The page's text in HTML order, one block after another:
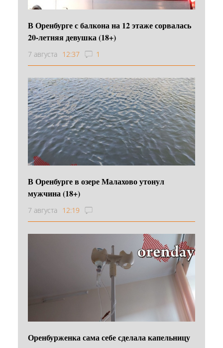
В Оренбурге с балкона на 12 этаже сорвалась
20-летняя девушка (18+)
7 августа 12:37 1
В Оренбурге в озере Малахово утонул
мужчина (18+)
7 августа 12:19
Оренбурженка сама себе сделала капельницу